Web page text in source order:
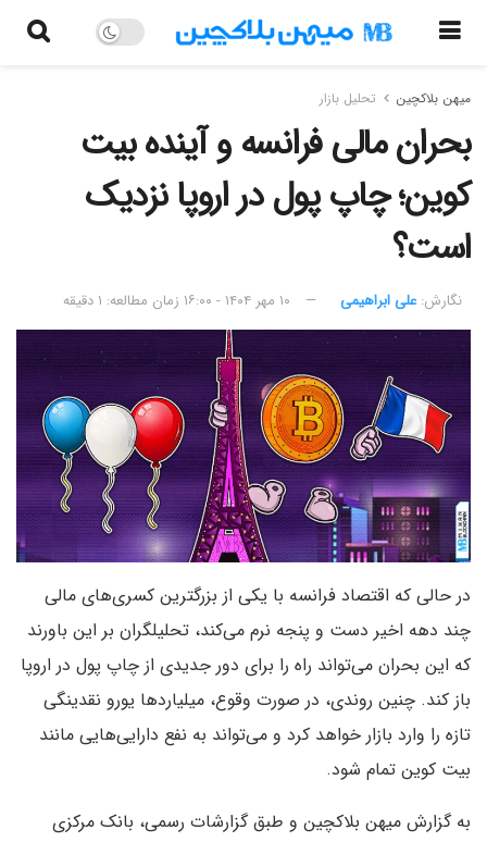
میهن بلاکچین تحلیل بازار
بحران مالی فرانسه و آینده بیت
کوین؛ چاپ پول در اروپا نزدیک
است؟
نگارش:‌ علی ابراهیمی ۱۰ مهر ۱۴۰۴ - ۱۶:۰۰ زمان مطالعه: ۱ دقیقه
در حالی که اقتصاد فرانسه با یکی از بزرگترین کسری‌های مالی
چند دهه اخیر دست و پنجه نرم می‌کند، تحلیلگران بر این باورند
که این بحران می‌تواند راه را برای دور جدیدی از چاپ پول در اروپا
باز کند. چنین روندی، در صورت وقوع، میلیاردها یورو نقدینگی
تازه را وارد بازار خواهد کرد و می‌تواند به نفع دارایی‌هایی مانند
بیت کوین تمام شود.
به گزارش میهن بلاکچین و طبق گزارشات رسمی، بانک مرکزی